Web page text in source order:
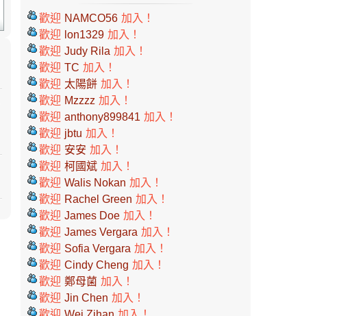
歡迎 NAMCO56 加入！
歡迎 lon1329 加入！
歡迎 Judy Rila 加入！
歡迎 TC 加入！
歡迎 太陽餅 加入！
歡迎 Mzzzz 加入！
歡迎 anthony899841 加入！
歡迎 jbtu 加入！
歡迎 安安 加入！
歡迎 柯國斌 加入！
歡迎 Walis Nokan 加入！
歡迎 Rachel Green 加入！
歡迎 James Doe 加入！
歡迎 James Vergara 加入！
歡迎 Sofia Vergara 加入！
歡迎 Cindy Cheng 加入！
歡迎 鄭母菌 加入！
歡迎 Jin Chen 加入！